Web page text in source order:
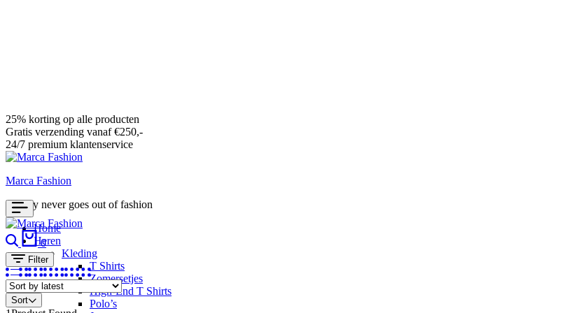
25% korting op alle producten
Gratis verzending vanaf €250,-
24/7 premium klantenservice
Marca Fashion
Luxury never goes out of fashion
Home
Heren
Kleding
T Shirts
Zomersetjes
High-End T Shirts
Polo’s
Search
0
Cart
Filter
Sort